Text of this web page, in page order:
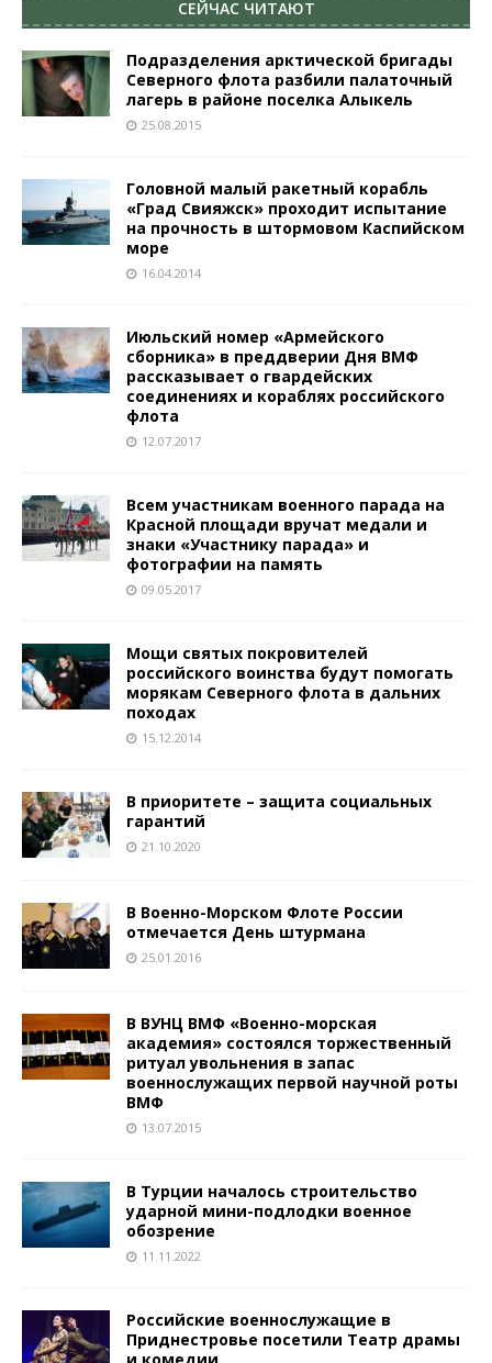
СЕЙЧАС ЧИТАЮТ
Подразделения арктической бригады
Северного флота разбили палаточный
лагерь в районе поселка Алыкель
25.08.2015
Головной малый ракетный корабль
«Град Свияжск» проходит испытание
на прочность в штормовом Каспийском
море
16.04.2014
Июльский номер «Армейского
сборника» в преддверии Дня ВМФ
рассказывает о гвардейских
соединениях и кораблях российского
флота
12.07.2017
Всем участникам военного парада на
Красной площади вручат медали и
знаки «Участнику парада» и
фотографии на память
09.05.2017
Мощи святых покровителей
российского воинства будут помогать
морякам Северного флота в дальних
походах
15.12.2014
В приоритете – защита социальных
гарантий
21.10.2020
В Военно-Морском Флоте России
отмечается День штурмана
25.01.2016
В ВУНЦ ВМФ «Военно-морская
академия» состоялся торжественный
ритуал увольнения в запас
военнослужащих первой научной роты
ВМФ
13.07.2015
В Турции началось строительство
ударной мини-подлодки военное
обозрение
11.11.2022
Российские военнослужащие в
Приднестровье посетили Театр драмы